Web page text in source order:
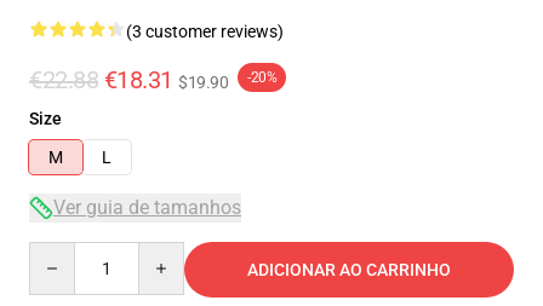
(3 customer reviews)
€22.88 €18.31 $19.90 -20%
Size
M
L
Ver guia de tamanhos
ADICIONAR AO CARRINHO